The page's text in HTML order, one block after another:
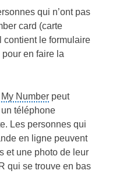
qui n’ont pas
card (carte
contient le formulaire
en faire la
Number peut
téléphone
Les personnes qui
en ligne peuvent
et une photo de leur
qui se trouve en bas